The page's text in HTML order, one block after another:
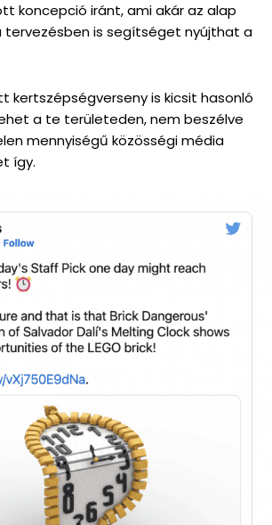
koncepció iránt, ami akár az alap
is segítséget nyújthat a
kertszépségverseny is kicsit hasonló
a te területeden, nem beszélve
mennyiségű közösségi média
így.